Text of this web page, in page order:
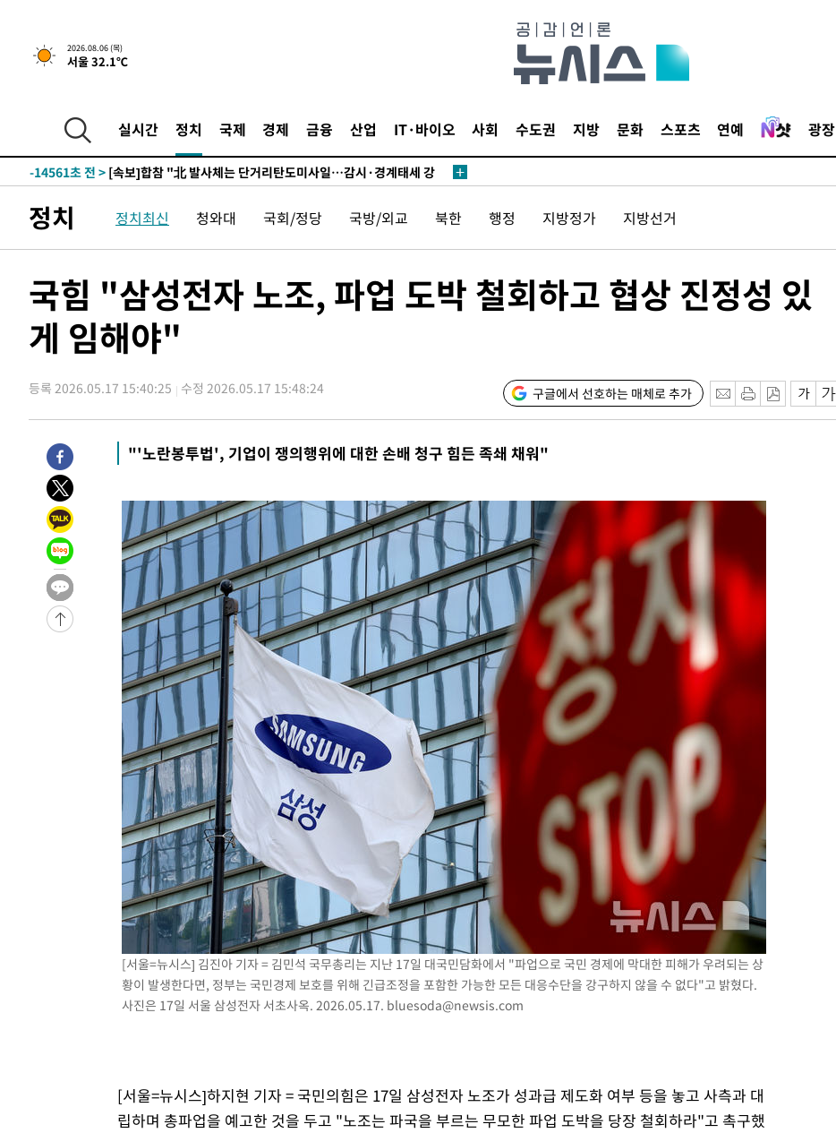
2026.08.06 (목)
서울 32.1℃
실시간 정치 국제 경제 금융 산업 IT·바이오 사회 수도권 지방 문화 스포츠 연예 광장
-32051초 전 >'월드컵 탈락 후폭풍' 축구협회…11시간 걸린 초유의 압수수색(종
-28965초 전 >
경찰, '홍명보는 2순위' 결론냈던 스포츠윤리센터도 압수수색
-14561초 전 >[속보]합참 "北 발사체는 단거리탄도미사일…감시·경계태세 강
화"
-14309초 전 > 日방위성, 北이 동해로 쏜 발사체는 탄도미사일 가능성
-12739초 전 >
-12145초 전 > [속보]합참 "북, 동해상으로 미상 발사체 발사"
-11541초 전 >'낮 최고 39도' 불볕더위…한밤 열대야도 계속[내일날씨]
-11500초 전 >[속보]7~9일 프로야구 3연전도 폭염 취소…11일 재개
-11162초 전 >
"韓 외환시장 개입 관측 배경엔 美의 대한국 무역적자 있어"
-10989초 전 >'월드컵 탈락 후폭풍' 축구협회…초유의 압수수색에 '충격·당황'
-10829초 전 >
서울 낮 37.9도, 올여름 최고치 경신…영등포 순간 '40도'
-10391초 전 > [속보]종합특검, 대검 추가 압수수색…내란 중요임무종사 혐의
-6281초 전 >
[속보]원·달러 환율, 0.7원 내린 1423.8원 마감
-3880초 전 >
-925초 전 >
손흥민, 5경기 연속골 실패…LAFC는 승부차기 끝 과달라하라 격파
1시간 전 >
내일까지 39도 '펄펄'…기상청 "태풍 지나며 폭염 잠시 꺾인다"
-32051초 전 >
'월드컵 탈락 후폭풍' 축구협회…11시간 걸린 초유의 압수수색(종
-31487초 전 >
[속보] 뉴욕증시, 혼조 출발…나스닥 0.3%↓, 다우 0.14%↑
-30280초 전 >
축구협회, 15년 전 심판 성 접대 파문에 "현재는 내부 지침 준수"
-28965초 전 >
경찰, '홍명보는 2순위' 결론냈던 스포츠윤리센터도 압수수색
[속보]합참 "北 발사체는 단거리탄도미사일…감시·경계태세 강
日방위성, 北이 동해로 쏜 발사체는 탄도미사일 가능성
[속보] SKT, 에이닷 서비스 장애 발생…"원인 파악 중"
[속보]합참 "북, 동해상으로 미상 발사체 발사"
'낮 최고 39도' 불볕더위…한밤 열대야도 계속[내일날씨]
[속보]7~9일 프로야구 3연전도 폭염 취소…11일 재개
"韓 외환시장 개입 관측 배경엔 美의 대한국 무역적자 있어"
'월드컵 탈락 후폭풍' 축구협회…초유의 압수수색에 '충격·당황'
서울 낮 37.9도, 올여름 최고치 경신…영등포 순간 '40도'
[속보]종합특검, 대검 추가 압수수색…내란 중요임무종사 혐의
[속보]코스닥, 800p 회복…0.26% 오른 801.67 마감
[속보]코스피, 301.88포인트(4.58%) 내린 6296.38 마감
[속보]원·달러 환율, 0.7원 내린 1423.8원 마감
"여기 떨어졌다"…다누리, 스페이스X 로켓 달 충돌 흔적 포착
손흥민, 5경기 연속골 실패…LAFC는 승부차기 끝 과달라하라 격파
정치 정치최신 청와대 국회/정당 국방/외교 북한 행정 지방정가 지방선거
국힘 "삼성전자 노조, 파업 도박 철회하고 협상 진정성 있
게 임해야"
등록 2026.05.17 15:40:25 수정 2026.05.17 15:48:24 구글에서 선호하는 매체로 추가
"'노란봉투법', 기업이 쟁의행위에 대한 손배 청구 힘든 족쇄 채워"
[서울=뉴시스] 김진아 기자 = 김민석 국무총리는 지난 17일 대국민담화에서 "파업으로 국민 경제에 막대한 피해가 우려되는 상
황이 발생한다면, 정부는 국민경제 보호를 위해 긴급조정을 포함한 가능한 모든 대응수단을 강구하지 않을 수 없다"고 밝혔다.
사진은 17일 서울 삼성전자 서초사옥. 2026.05.17. bluesoda@newsis.com
[서울=뉴시스]하지현 기자 = 국민의힘은 17일 삼성전자 노조가 성과급 제도화 여부 등을 놓고 사측과 대
립하며 총파업을 예고한 것을 두고 "노조는 파국을 부르는 무모한 파업 도박을 당장 철회하라"고 촉구했